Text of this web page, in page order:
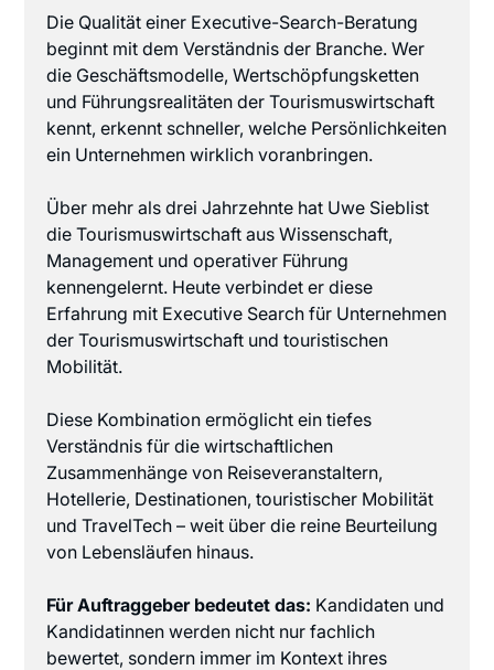
Die Qualität einer Executive-Search-Beratung
beginnt mit dem Verständnis der Branche. Wer
die Geschäftsmodelle, Wertschöpfungsketten
und Führungsrealitäten der Tourismuswirtschaft
kennt, erkennt schneller, welche Persönlichkeiten
ein Unternehmen wirklich voranbringen.
Über mehr als drei Jahrzehnte hat Uwe Sieblist
die Tourismuswirtschaft aus Wissenschaft,
Management und operativer Führung
kennengelernt. Heute verbindet er diese
Erfahrung mit Executive Search für Unternehmen
der Tourismuswirtschaft und touristischen
Mobilität.
Diese Kombination ermöglicht ein tiefes
Verständnis für die wirtschaftlichen
Zusammenhänge von Reiseveranstaltern,
Hotellerie, Destinationen, touristischer Mobilität
und TravelTech – weit über die reine Beurteilung
von Lebensläufen hinaus.
Für Auftraggeber bedeutet das: Kandidaten und
Kandidatinnen werden nicht nur fachlich
bewertet, sondern immer im Kontext ihres